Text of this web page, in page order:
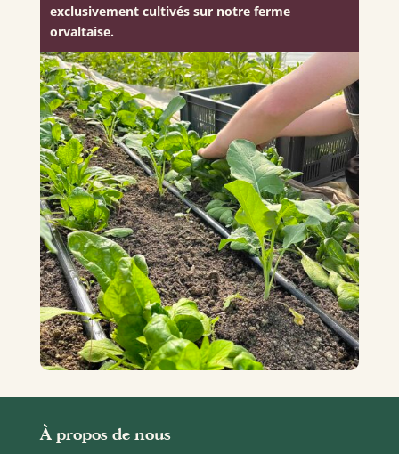
exclusivement cultivés sur notre ferme
orvaltaise.
À propos de nous